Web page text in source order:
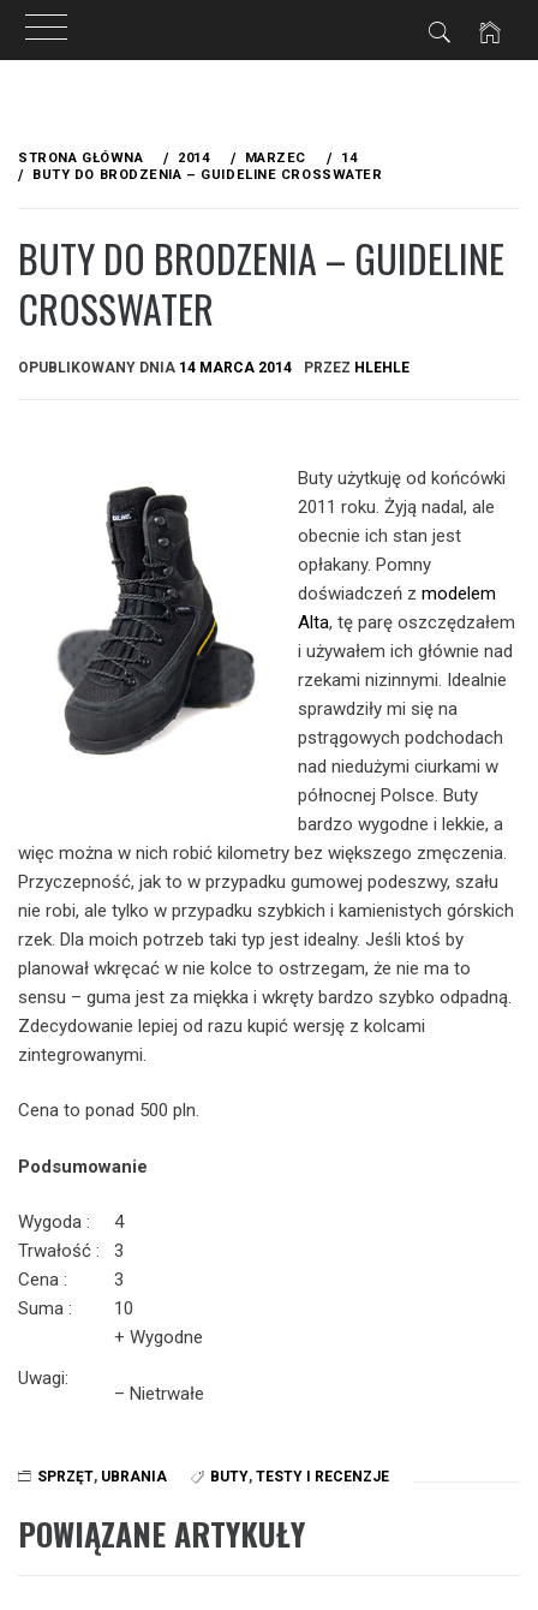
treści
STRONA GŁÓWNA 2014 MARZEC
14
BUTY DO BRODZENIA – GUIDELINE CROSSWATER
BUTY DO BRODZENIA – GUIDELINE
CROSSWATER
OPUBLIKOWANY DNIA 14 MARCA 2014 PRZEZ HLEHLE
Buty użytkuję od końcówki
2011 roku. Żyją nadal, ale
obecnie ich stan jest
opłakany. Pomny
doświadczeń z modelem
Alta, tę parę oszczędzałem
i używałem ich głównie nad
rzekami nizinnymi. Idealnie
sprawdziły mi się na
pstrągowych podchodach
nad niedużymi ciurkami w
północnej Polsce. Buty
bardzo wygodne i lekkie, a
więc można w nich robić kilometry bez większego zmęczenia.
Przyczepność, jak to w przypadku gumowej podeszwy, szału
nie robi, ale tylko w przypadku szybkich i kamienistych górskich
rzek. Dla moich potrzeb taki typ jest idealny. Jeśli ktoś by
planował wkręcać w nie kolce to ostrzegam, że nie ma to
sensu – guma jest za miękka i wkręty bardzo szybko odpadną.
Zdecydowanie lepiej od razu kupić wersję z kolcami
zintegrowanymi.
Cena to ponad 500 pln.
Podsumowanie
Wygoda :
4
Trwałość :
3
Cena :
3
Suma :
10
Uwagi:
+ Wygodne
– Nietrwałe
SPRZĘT, UBRANIA BUTY, TESTY I RECENZJE
POWIĄZANE ARTYKUŁY